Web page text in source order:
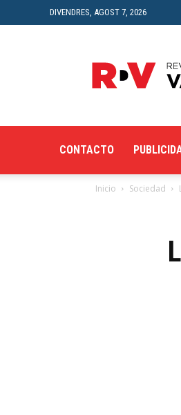
DIVENDRES, AGOST 7, 2026
del
CONTACTO
Inicio Sociedad